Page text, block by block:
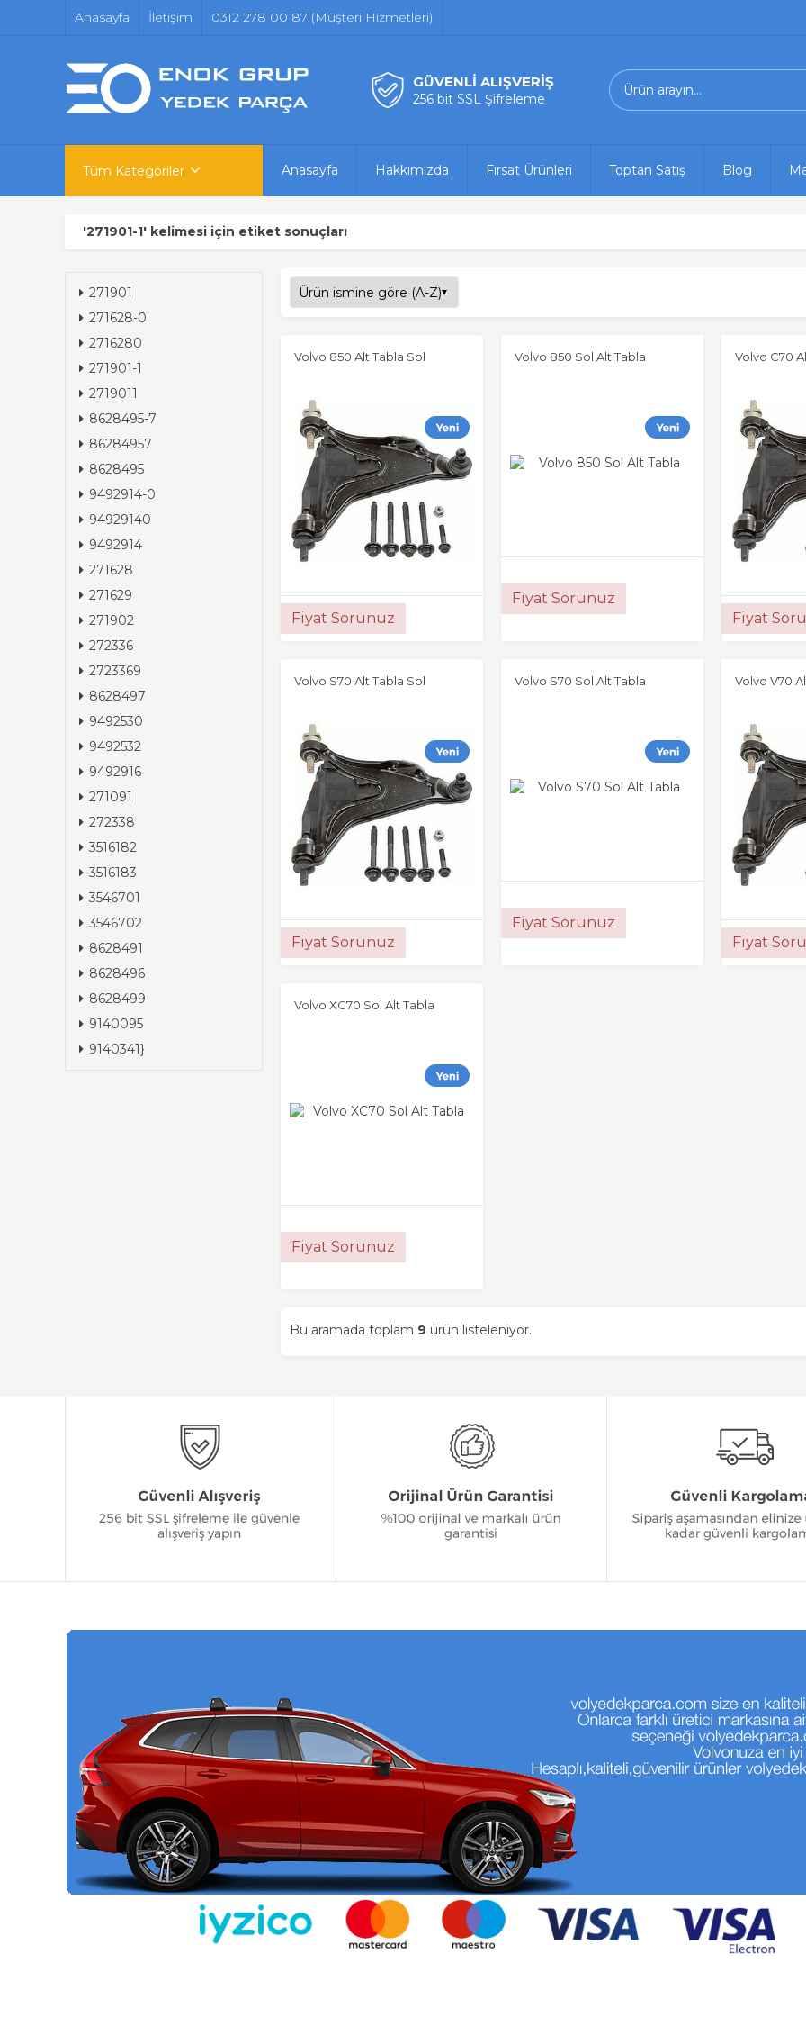
Anasayfa İletişim 0312 278 00 87 (Müşteri Hizmetleri)
GÜVENLİ ALIŞVERİŞ
256 bit SSL Şifreleme
Tüm Kategoriler Anasayfa Hakkımızda Fırsat Ürünleri Toptan Satış Blog
'271901-1' kelimesi için etiket sonuçları
271901
271628-0
2716280
271901-1
2719011
8628495-7
86284957
8628495
9492914-0
94929140
9492914
271628
271629
271902
272336
2723369
8628497
9492530
9492532
9492916
271091
272338
3516182
3516183
3546701
3546702
8628491
8628496
8628499
9140095
9140341}
Volvo 850 Alt Tabla Sol
Fiyat Sorunuz
Volvo 850 Sol Alt Tabla
Fiyat Sorunuz
Volvo C70
Fiyat
Volvo S70 Alt Tabla Sol
Fiyat Sorunuz
Volvo S70 Sol Alt Tabla
Fiyat Sorunuz
Volvo V70
Fiyat
Volvo XC70 Sol Alt Tabla
Fiyat Sorunuz
Bu aramada toplam 9 ürün listeleniyor.